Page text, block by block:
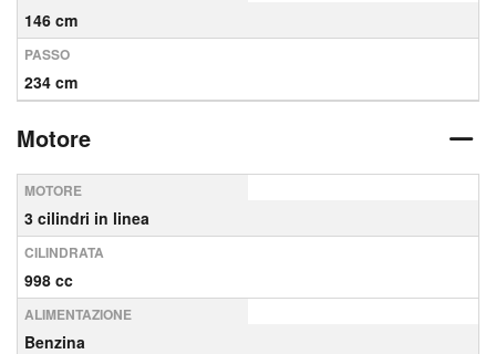
146 cm
PASSO
234 cm
Motore
MOTORE
3 cilindri in linea
CILINDRATA
998 cc
ALIMENTAZIONE
Benzina